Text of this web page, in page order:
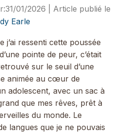
31/01/2026
Earle
j’ai ressenti cette poussée
pointe de peur, c’était
sur le seuil d’une
animée au cœur de
adolescent, avec un sac à
que mes rêves, prêt à
du monde. Le
langues que je ne pouvais